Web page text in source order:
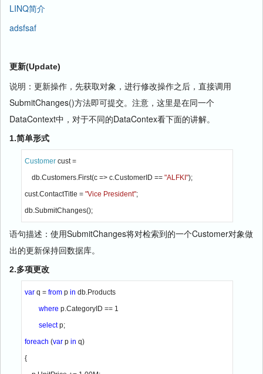
LINQ简介
adsfsaf
更新(Update)
说明：更新操作，先获取对象，进行修改操作之后，直接调用
SubmitChanges()方法即可提交。注意，这里是在同一个
DataContext中，对于不同的DataContex看下面的讲解。
1.简单形式
Customer cust =
    db.Customers.First(c => c.CustomerID ==
"ALFKI");
cust.ContactTitle = "Vice President";
db.SubmitChanges();
语句描述：使用SubmitChanges将对检索到的一个Customer对象做
出的更新保持回数据库。
2.多项更改
var q = from p in db.Products
where p.CategoryID == 1
select
foreach (var p in q)
{